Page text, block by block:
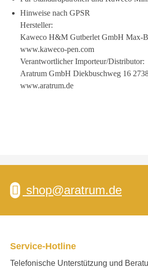
Hinweise nach GPSR
Hersteller:
Kaweco H&M Gutberlet GmbH Max-
www.kaweco-pen.com
Verantwortlicher Importeur/Distributor:
Aratrum GmbH Diekbuschweg 16
www.aratrum.de
shop@aratrum.de
Service-Hotline
Telefonische Unterstützung und